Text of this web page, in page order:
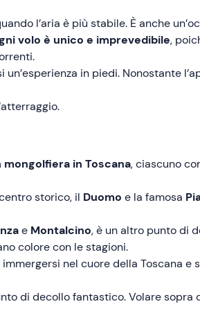
l’aria è più stabile. È anche
volo è unico e imprevedibile,
in piedi. Nonostante
mongolfiera in Toscana, ciascuno
storico, il Duomo e la famosa
e Montalcino, è un altro punto di
colore con le stagioni.
nel cuore della Toscana e
di decollo fantastico. Volare sopra